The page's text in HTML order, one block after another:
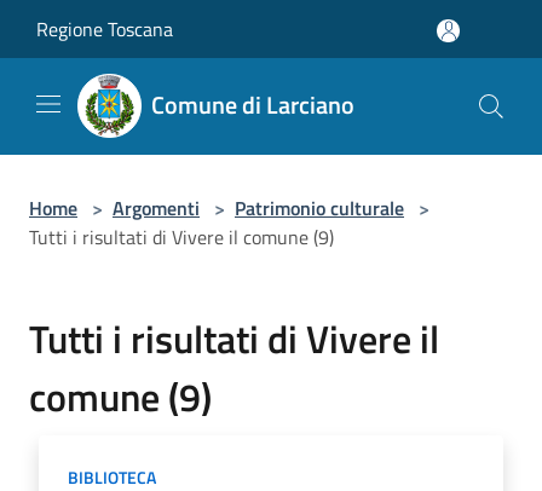
Regione Toscana
Comune di Larciano
Home > Argomenti > Patrimonio culturale >
Tutti i risultati di Vivere il comune (9)
Tutti i risultati di Vivere il
comune (9)
BIBLIOTECA